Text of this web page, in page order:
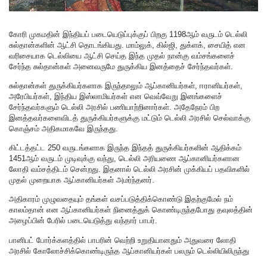
கோரி முகமதின் இந்தியப் படையெடுப்புக்குப் பிறகு 1198ஆம் வருடம் டெல்லி
சுல்தான்களின் ஆட்சி தொடங்கியது. மாம்லுக், கில்ஜி, துக்ளக், சையித் என
வரிசையாக டெல்லியை ஆட்சி செய்த இந்த முதல் நான்கு வம்சங்களைச்
சேர்ந்த சுல்தான்கள் அனைவருமே துருக்கிய இனத்தைச் சேர்ந்தவர்கள்.
சுல்தான்கள் துருக்கியர்களாக இருந்தாலும் ஆப்கானியர்கள், ஈரானியர்கள்,
அரேபியர்கள், இந்திய இஸ்லாமியர்கள் என வெவ்வேறு இனங்களைச்
சேர்ந்தவர்களும் டெல்லி அரசில் பணியாற்றினார்கள். அதேநேரம் பிற
இனத்தவர்களைவிடத் துருக்கியர்களுக்கு மட்டும் டெல்லி அரசில் செல்வாக்கு
கொஞ்சம் அதிகமாகவே இருந்தது.
கிட்டத்தட்ட 250 வருடங்களாக இருந்த இந்தத் துருக்கியர்களின் ஆதிக்கம்
1451ஆம் வருடம் முடிவுக்கு வந்து, டெல்லி அரியணை ஆப்கானியர்களான
லோதி வம்சத்திடம் சென்றது. இதனால் டெல்லி அரசின் முக்கியப் பதவிகளில்
முதல் முறையாக ஆப்கானியர்கள் அமர்ந்தனர்.
அதிகாரம் முழுவதையும் தங்கள் வசப்படுத்திக்கொண்டு இதற்குமேல் நம்
காலம்தான் என ஆப்கானியர்கள் நினைத்துக் கொண்டிருந்தபோது தவுலத்தின்
அழைப்பின் பேரில் படையெடுத்து வந்தார் பாபர்.
பானிபட் போர்க்களத்தில் பாபரின் வெற்றி உறுதியானதும் அதுவரை லோதி
அரசில் கோலோச்சிக்கொண்டிருந்த ஆப்கானியர்கள் பலரும் டெல்லியிலிருந்து